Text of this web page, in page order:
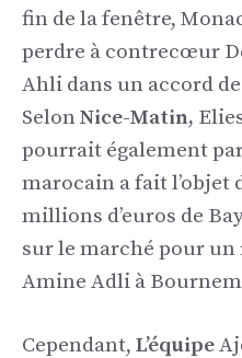
fin de la fenêtre,
perdre à contrecœur
Ahli dans un accord
Selon Nice-Matin,
pourrait également
marocain a fait l’objet
millions d’euros de
sur le marché pour
Amine Adli à
Cependant, L’équipe